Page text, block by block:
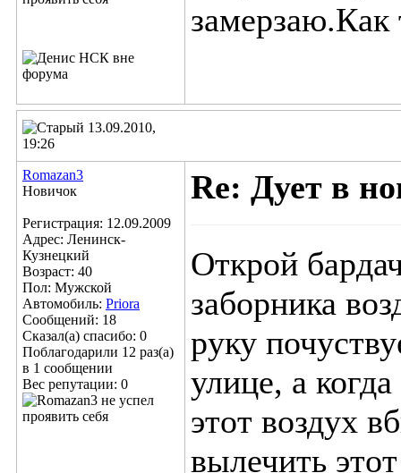
замерзаю.Как
13.09.2010,
19:26
Romazan3
Новичок
Регистрация: 12.09.2009
Адрес: Ленинск-
Кузнецкий
Возраст: 40
Пол: Мужской
Автомобиль: Priora
Сообщений: 18
Сказал(а) спасибо: 0
Поблагодарили 12 раз(а)
в 1 сообщении
Вес репутации: 0
Re: Дует в
Открой
заборника
руку
улице, а
этот воздух
вылечить